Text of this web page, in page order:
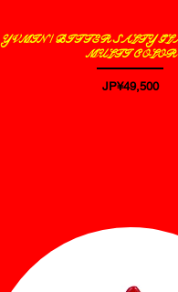
제품보기
YVMIN / BITTER SALTY
MULTI COLOR
가격
JP¥49,500